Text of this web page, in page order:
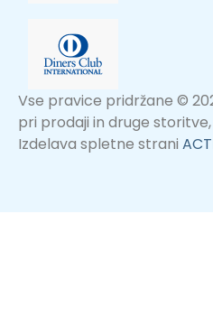
Vse pravice pridržane ©
pri prodaji in druge
Izdelava spletne strani